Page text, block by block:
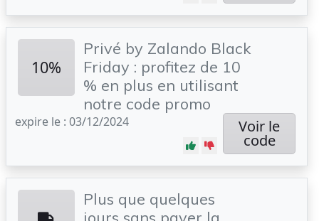
10%
Privé by Zalando Black
Friday : profitez de 10
% en plus en utilisant
notre code promo
expire le : 03/12/2024 Voir le
code
Plus que quelques
jours sans payer la